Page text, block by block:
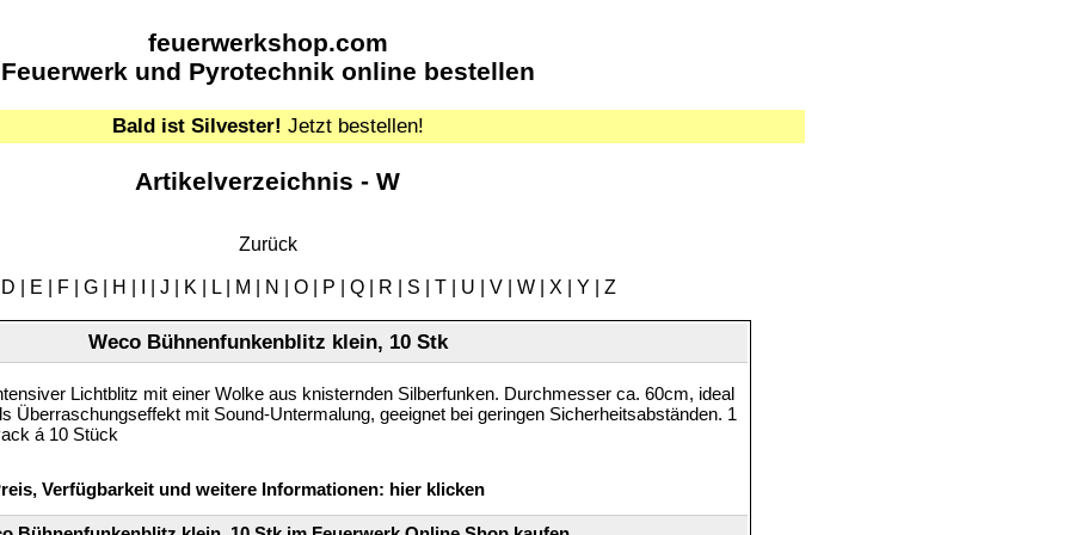
feuerwerkshop.com
Feuerwerk und Pyrotechnik online bestellen
Bald ist Silvester! Jetzt bestellen!
Artikelverzeichnis - W
Zurück
D E F G H J K L M N O P Q R S T U V W X Y Z
Weco Bühnenfunkenblitz klein, 10 Stk
Lichtblitz mit einer Wolke aus knisternden Silberfunken. Durchmesser ca. 60cm, ideal
Überraschungseffekt mit Sound-Untermalung, geeignet bei geringen Sicherheitsabständen. 1
á 10 Stück
Verfügbarkeit und weitere Informationen: hier klicken